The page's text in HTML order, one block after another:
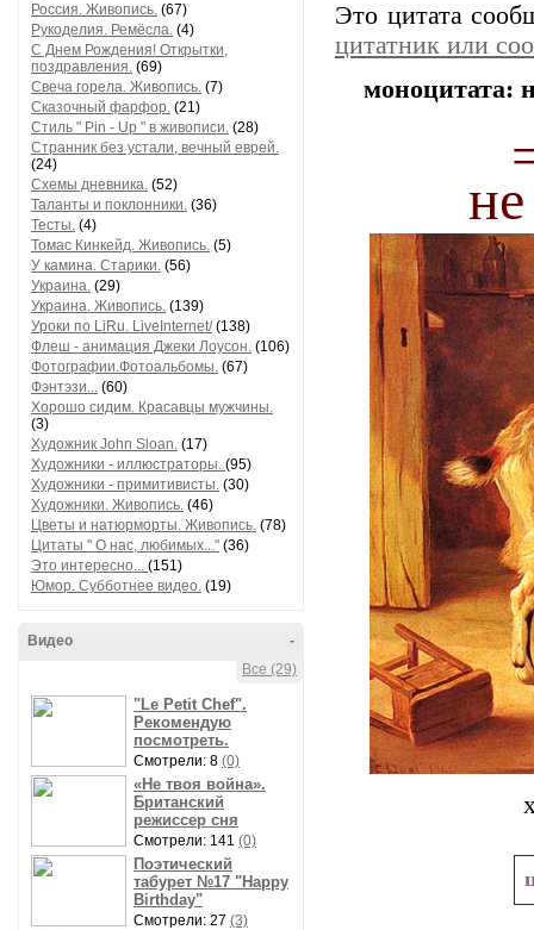
Россия. Живопись. (67)
Рукоделия. Ремёсла. (4)
С Днем Рождения! Открытки,
поздравления. (69)
Свеча горела. Живопись. (7)
Сказочный фарфор. (21)
Стиль " Pin - Up " в живописи. (28)
Странник без устали, вечный еврей.
(24)
Схемы дневника. (52)
Таланты и поклонники. (36)
Тесты. (4)
Томас Кинкейд. Живопись. (5)
У камина. Старики. (56)
Украина. (29)
Украина. Живопись. (139)
Уроки по LiRu. LiveInternet/(138)
Флеш - анимация Джеки Лоусон. (106)
Фотографии.Фотоальбомы. (67)
Фэнтэзи... (60)
Хорошо сидим. Красавцы мужчины.
(3)
Художник John Sloan. (17)
Художники - иллюстраторы. (95)
Художники - примитивисты. (30)
Художники. Живопись. (46)
Цветы и натюрморты. Живопись. (78)
Цитаты " О нас, любимых..." (36)
Это интересно... (151)
Юмор. Субботнее видео. (19)
-
Видео
Все (29)
"Le Petit Chef".
Рекомендую
посмотреть.
Смотрели: 8 (0)
«Не твоя война».
Британский
режиссер сня
Смотрели: 141 (0)
Поэтический
табурет №17 "Happy
Birthday"
Смотрели: 27 (3)
Это цитата
цитатник или
моноцитата: